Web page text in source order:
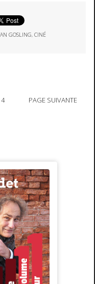
GOSLING,CINÉ
4 PAGE SUIVANTE